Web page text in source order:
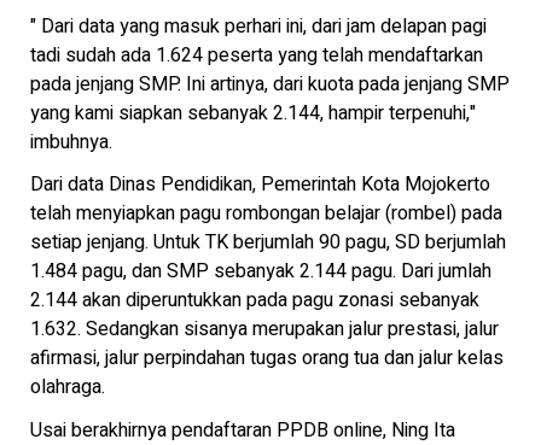
" Dari data yang masuk perhari ini, dari jam delapan pagi
tadi sudah ada 1.624 peserta yang telah mendaftarkan
pada jenjang SMP. Ini artinya, dari kuota pada jenjang SMP
yang kami siapkan sebanyak 2.144, hampir terpenuhi,"
imbuhnya.
Dari data Dinas Pendidikan, Pemerintah Kota Mojokerto
telah menyiapkan pagu rombongan belajar (rombel) pada
setiap jenjang. Untuk TK berjumlah 90 pagu, SD berjumlah
1.484 pagu, dan SMP sebanyak 2.144 pagu. Dari jumlah
2.144 akan diperuntukkan pada pagu zonasi sebanyak
1.632. Sedangkan sisanya merupakan jalur prestasi, jalur
afirmasi, jalur perpindahan tugas orang tua dan jalur kelas
olahraga.
Usai berakhirnya pendaftaran PPDB online, Ning Ita